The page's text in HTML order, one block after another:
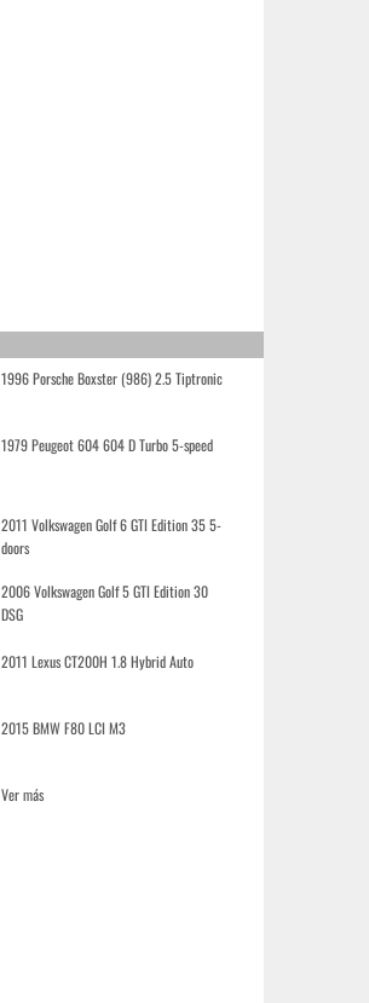
1996 Porsche Boxster (986) 2.5 Tiptronic
1979 Peugeot 604 604 D Turbo 5-speed
2011 Volkswagen Golf 6 GTI Edition 35 5-
doors
2006 Volkswagen Golf 5 GTI Edition 30
DSG
2011 Lexus CT200H 1.8 Hybrid Auto
2015 BMW F80 LCI M3
Ver más